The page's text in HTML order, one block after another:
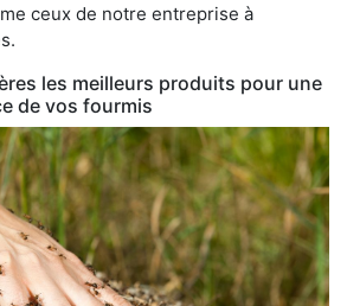
ceux de notre entreprise à
les meilleurs produits pour une
de vos fourmis